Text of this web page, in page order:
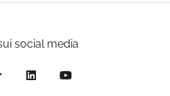
social media